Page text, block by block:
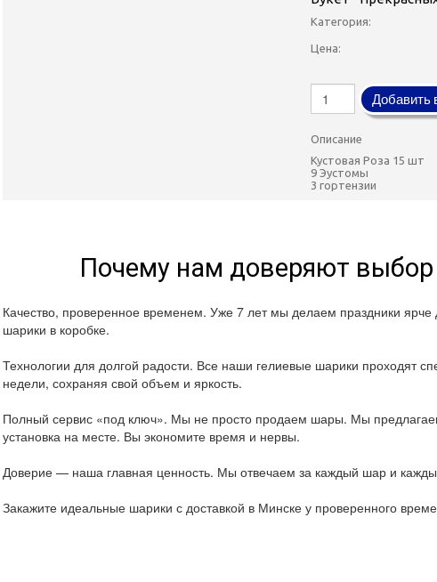
Категория:
Цена:
Добавить
Описание
Кустовая Роза 15 шт
9 Эустомы
3 гортензии
Почему нам доверяют
Качество, проверенное временем. Уже 7 лет мы делаем праздники
шарики в коробке.
Технологии для долгой радости. Все наши гелиевые шарики проходят
недели, сохраняя свой объем и яркость.
Полный сервис «под ключ». Мы не просто продаем шары. Мы
установка на месте. Вы экономите время и нервы.
Доверие — наша главная ценность. Мы отвечаем за каждый шар и
Закажите идеальные шарики с доставкой в Минске у проверенного